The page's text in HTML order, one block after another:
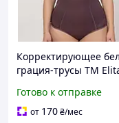
Корректирующее
грация-трусы ТМ
Готово к отправке
от 170₴/мес